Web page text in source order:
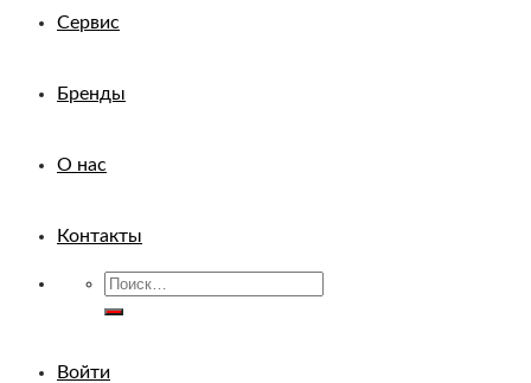
Сервис
Бренды
О нас
Контакты
Искать:
Войти